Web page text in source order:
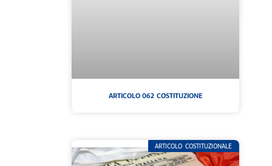
ARTICOLO 062 COSTITUZIONE
ARTICOLO COSTITUZIONALE